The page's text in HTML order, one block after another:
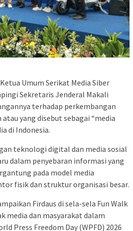
Ketua Umum Serikat Media Siber
Sekretaris Jenderal Makali
terhadap perkembangan
yang disebut sebagai “media
di Indonesia.
teknologi digital dan media sosial
dalam penyebaran informasi yang
pada model media
fisik dan struktur organisasi besar.
Firdaus di sela-sela Fun Walk
media dan masyarakat dalam
Press Freedom Day (WPFD) 2026